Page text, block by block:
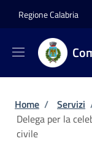
Regione Calabria
Briciole
Home / Servizi
Delega per la
civile